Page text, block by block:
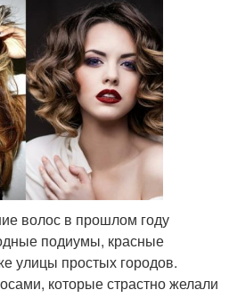
волос в прошлом году
подиумы, красные
улицы простых городов.
которые страстно желали